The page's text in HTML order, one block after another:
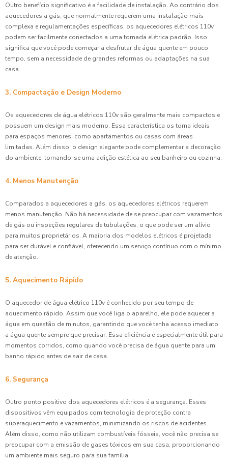
Outro benefício significativo é a facilidade de instalação. Ao contrário dos
aquecedores a gás, que normalmente requerem uma instalação mais
complexa e regulamentações específicas, os aquecedores elétricos 110v
podem ser facilmente conectados a uma tomada elétrica padrão. Isso
significa que você pode começar a desfrutar de água quente em pouco
tempo, sem a necessidade de grandes reformas ou adaptações na sua
casa.
3. Compactação e Design Moderno
Os aquecedores de água elétricos 110v são geralmente mais compactos e
possuem um design mais moderno. Essa característica os torna ideais
para espaços menores, como apartamentos ou casas com áreas
limitadas. Além disso, o design elegante pode complementar a decoração
do ambiente, tornando-se uma adição estética ao seu banheiro ou cozinha.
4. Menos Manutenção
Comparados a aquecedores a gás, os aquecedores elétricos requerem
menos manutenção. Não há necessidade de se preocupar com vazamentos
de gás ou inspeções regulares de tubulações, o que pode ser um alívio
para muitos proprietários. A maioria dos modelos elétricos é projetada
para ser durável e confiável, oferecendo um serviço contínuo com o mínimo
de atenção.
5. Aquecimento Rápido
O aquecedor de água elétrico 110v é conhecido por seu tempo de
aquecimento rápido. Assim que você liga o aparelho, ele pode aquecer a
água em questão de minutos, garantindo que você tenha acesso imediato
a água quente sempre que precisar. Essa eficiência é especialmente útil para
momentos corridos, como quando você precisa de água quente para um
banho rápido antes de sair de casa.
6. Segurança
Outro ponto positivo dos aquecedores elétricos é a segurança. Esses
dispositivos vêm equipados com tecnologia de proteção contra
superaquecimento e vazamentos, minimizando os riscos de acidentes.
Além disso, como não utilizam combustíveis fósseis, você não precisa se
preocupar com a emissão de gases tóxicos em sua casa, proporcionando
um ambiente mais seguro para sua família.